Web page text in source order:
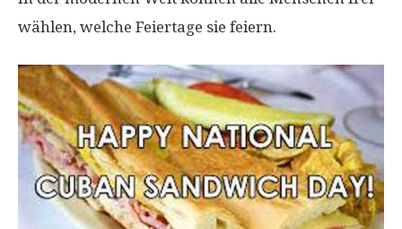
wählen, welche Feiertage sie feiern.